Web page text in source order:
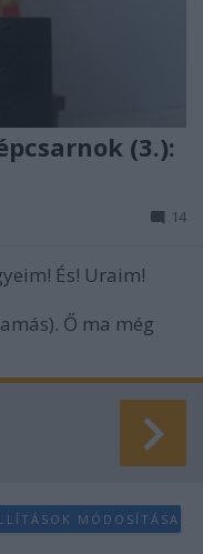
(3.):
14
És! Uraim!
Ő ma még
MÓDOSÍTÁSA